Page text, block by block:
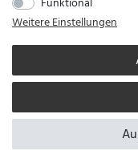
Bewertungen. SHOPVOTE setzt
Bewertungen zu verifizieren.
SHOPVOTE finden Sie hier.
* Alle Preise verstehen sich
Kettenshop / Alle Rechte
Weitere Einstellungen